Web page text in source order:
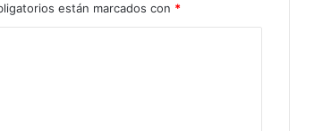
están marcados con *